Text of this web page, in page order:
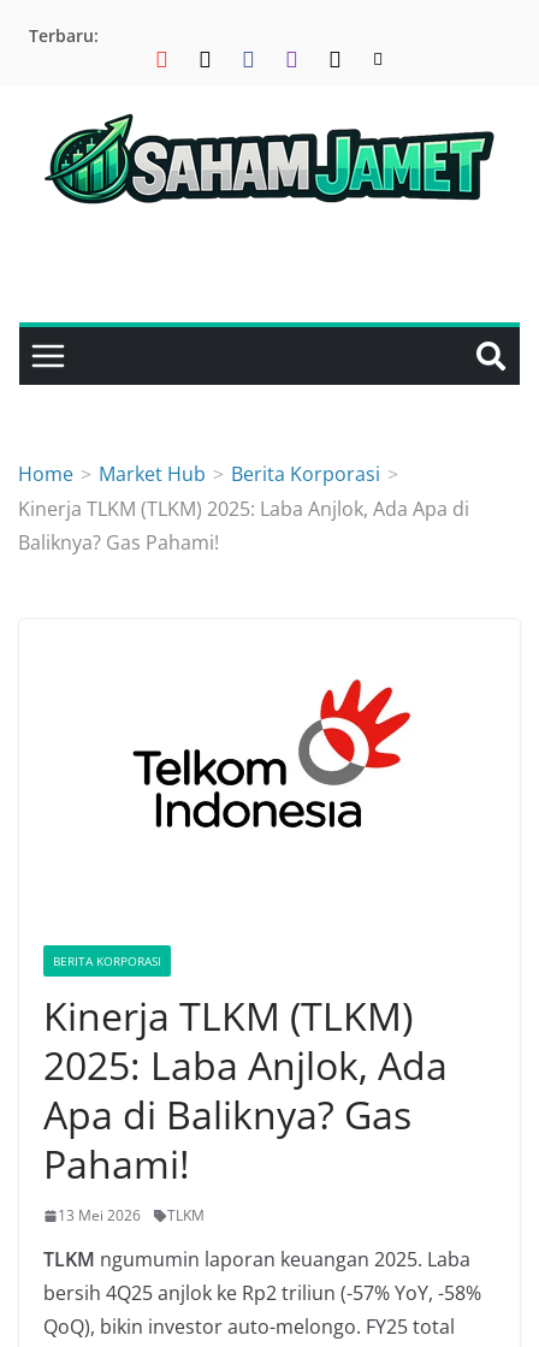
Terbaru:
Home Market Hub
Berita Korporasi
Kinerja TLKM (TLKM) 2025: Laba Anjlok, Ada Apa di
Baliknya? Gas Pahami!
BERITA KORPORASI
Kinerja TLKM (TLKM)
2025: Laba Anjlok, Ada
Apa di Baliknya? Gas
Pahami!
13 Mei 2026 TLKM
TLKM ngumumin laporan keuangan 2025. Laba
bersih 4Q25 anjlok ke Rp2 triliun (-57% YoY, -58%
QoQ), bikin investor auto-melongo. FY25 total